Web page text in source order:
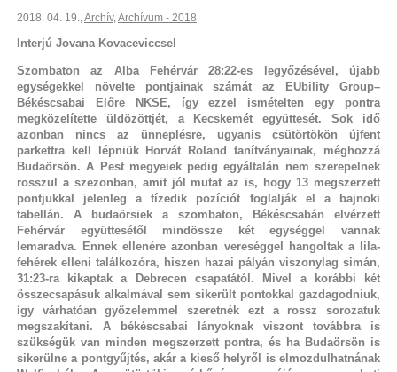
2018. 04. 19. Archív, Archívum - 2018
Interjú Jovana Kovaceviccsel
Szombaton az Alba Fehérvár 28:22-es legyőzésével, újabb
egységekkel növelte pontjainak számát az EUbility Group–
Békéscsabai Előre NKSE, így ezzel ismételten egy pontra
megközelítette üldözöttjét, a Kecskemét együttesét. Sok idő
azonban nincs az ünneplésre, ugyanis csütörtökön újfent
parkettra kell lépniük Horvát Roland tanítványainak, méghozzá
Budaörsön. A Pest megyeiek pedig egyáltalán nem szerepelnek
rosszul a szezonban, amit jól mutat az is, hogy 13 megszerzett
pontjukkal jelenleg a tízedik pozíciót foglalják el a bajnoki
tabellán. A budaörsiek a szombaton, Békéscsabán elvérzett
Fehérvár együttesétől mindössze két egységgel vannak
lemaradva. Ennek ellenére azonban vereséggel hangoltak a lila-
fehérek elleni találkozóra, hiszen hazai pályán viszonylag simán,
31:23-ra kikaptak a Debrecen csapatától. Mivel a korábbi két
összecsapásuk alkalmával sem sikerült pontokkal gazdagodniuk,
így várhatóan győzelemmel szeretnék ezt a rossz sorozatuk
megszakítani. A békéscsabai lányoknak viszont továbbra is
szükségük van minden megszerzett pontra, és ha Budaörsön is
sikerülne a pontgyűjtés, akár a kieső helyről is elmozdulhatnának